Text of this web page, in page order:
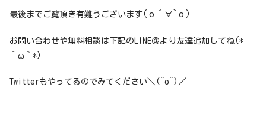
最後までご覧頂き有難うございます(о´∀`о)
お問い合わせや無料相談は下記のLINE＠より友達追加してね(*
´ω｀*)
Twitterもやってるのでみてください＼(^o^)／